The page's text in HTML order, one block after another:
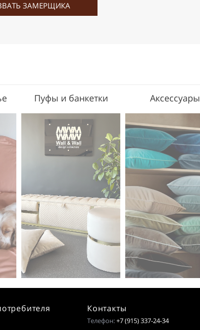
ЗАМЕРЩИКА
Пуфы и банкетки Аксессуары
Контакты
Телефон:+7 (915) 337-24-34